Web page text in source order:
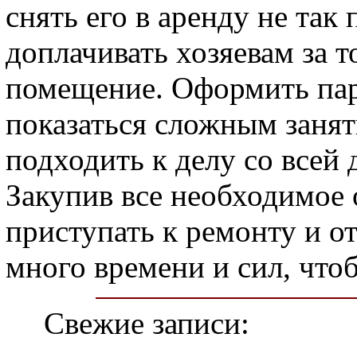
снять его в аренду не
доплачивать хозяевам за
помещение. Оформить
показаться сложным
подходить к делу со всей
Закупив все
приступать к ремонту и
много времени и сил,
Свежие записи: